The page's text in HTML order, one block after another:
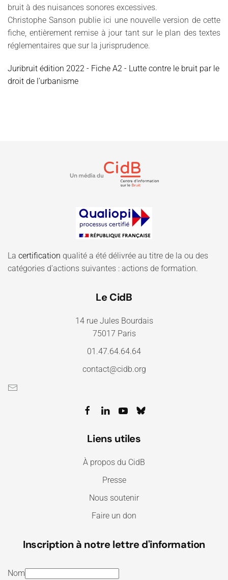
bruit à des nuisances sonores excessives.
Christophe Sanson publie ici une nouvelle version de cette
fiche, entièrement remise à jour tant sur le plan des textes
réglementaires que sur la jurisprudence.
Juribruit édition 2022 - Fiche A2 - Lutte contre le bruit par le
droit de l’urbanisme
La certification qualité a été délivrée au titre de la ou des
catégories d'actions suivantes : actions de formation.
Le CidB
14 rue Jules Bourdais
75017 Paris
01.47.64.64.64
contact@cidb.org
Liens utiles
À propos du CidB
Presse
Nous soutenir
Faire un don
Inscription à notre lettre d'information
Nom